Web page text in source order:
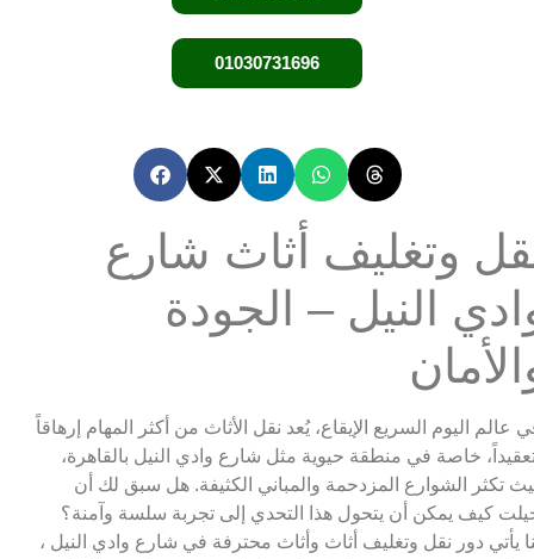
01030731696
وتغليف أثاث شارع
النيل – الجودة
عالم اليوم السريع الإيقاع، يُعد نقل الأثاث من أكثر المهام إرهاقاً
خاصة في منطقة حيوية مثل شارع وادي النيل بالقاهرة،
تكثر الشوارع المزدحمة والمباني الكثيفة. هل سبق لك أن
كيف يمكن أن يتحول هذا التحدي إلى تجربة سلسة وآمنة؟
يأتي دور نقل وتغليف أثاث وأثاث محترفة في شارع وادي النيل ،